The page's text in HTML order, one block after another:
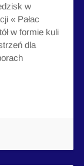
w
« Pałac
w formie kuli
dla